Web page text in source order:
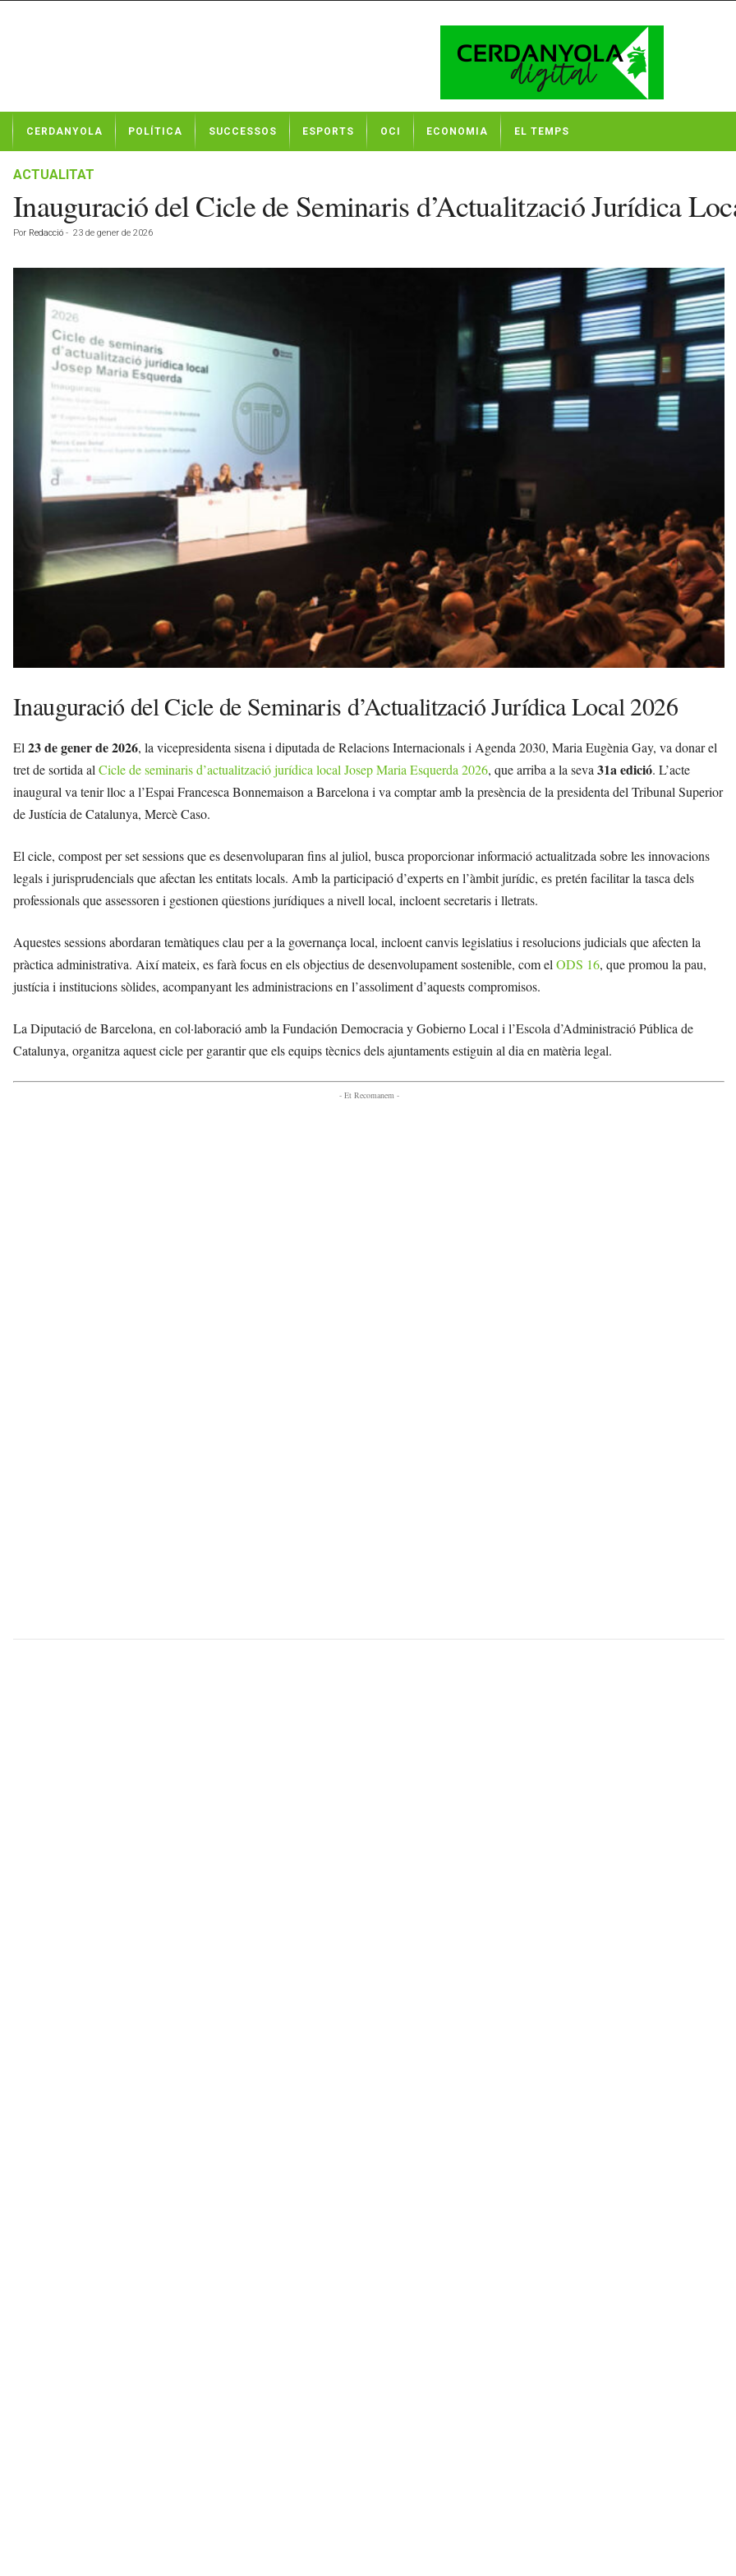
t
CERDANYOLA POLÍTICA SUCCESSOS ESPORTS OCI ECONOMIA EL TEMPS
ACTUALITAT
Inauguració del Cicle de Seminaris d’Actualització Jurídica
Por Redacció - 23 de gener de 2026
Inauguració del Cicle de Seminaris d’Actualització Jurídica Local 2026
El23 de gener de 2026, la vicepresidenta sisena i diputada de Relacions Internacionals i Agenda 2030, Maria Eugènia Gay, va donar el
tret de sortida alCicle de seminaris d’actualització jurídica local Josep Maria Esquerda 2026, que arriba a la seva31a edició. L’acte
inaugural va tenir lloc a l’Espai Francesca Bonnemaison a Barcelona i va comptar amb la presència de la presidenta del Tribunal Superior
de Justícia de Catalunya, Mercè Caso.
El cicle, compost per set sessions que es desenvoluparan fins al juliol, busca proporcionar informació actualitzada sobre les innovacions
legals i jurisprudencials que afectan les entitats locals. Amb la participació d’experts en l’àmbit jurídic, es pretén facilitar la tasca dels
professionals que assessoren i gestionen qüestions jurídiques a nivell local, incloent secretaris i lletrats.
Aquestes sessions abordaran temàtiques clau per a la governança local, incloent canvis legislatius i resolucions judicials que afecten la
pràctica administrativa. Així mateix, es farà focus en els objectius de desenvolupament sostenible, com elODS 16, que promou la pau,
justícia i institucions sòlides, acompanyant les administracions en l’assoliment d’aquests compromisos.
La Diputació de Barcelona, en col·laboració amb la Fundación Democracia y Gobierno Local i l’Escola d’Administració Pública de
Catalunya, organitza aquest cicle per garantir que els equips tècnics dels ajuntaments estiguin al dia en matèria legal.
- Et Recomanem -